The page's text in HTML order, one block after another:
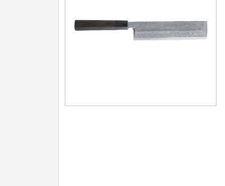
Nože NAKIRI 17
Steakové nože 2